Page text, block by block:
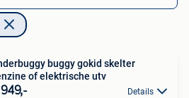
buggy gokid skelter
of elektrische utv
Details